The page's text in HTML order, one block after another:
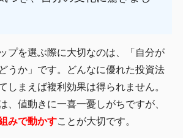
プを選ぶ際に大切なのは、「自分が
うか」です。どんなに優れた投資法
しまえば複利効果は得られません。
、値動きに一喜一憂しがちですが、
みで動かすことが大切です。